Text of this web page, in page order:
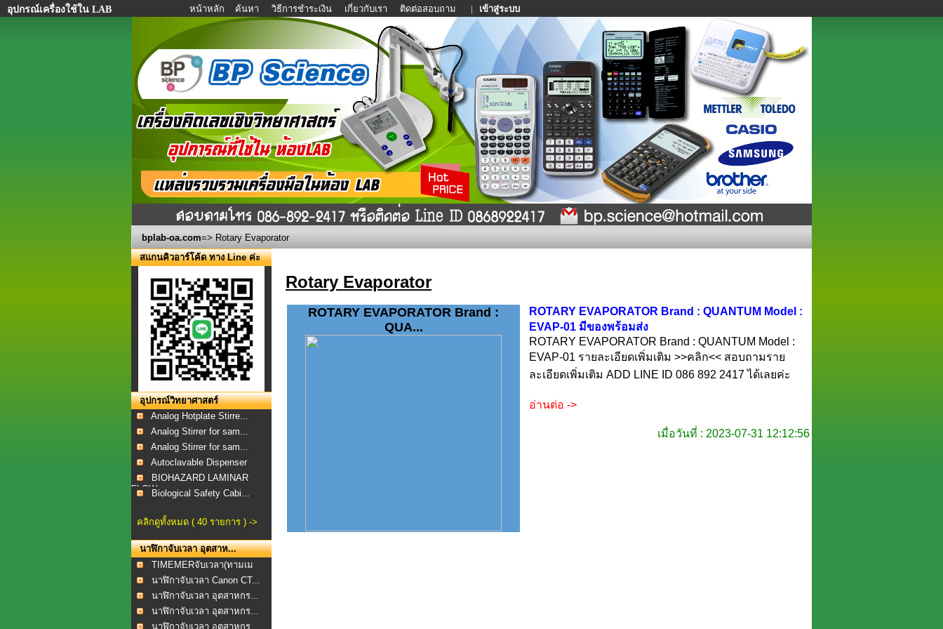
อุปกรณ์เครื่องใช้ใน LAB หน้าหลัก ค้นหา วิธีการชำระเงิน เกี่ยวกับเรา ติดต่อสอบถาม | เข้าสู่ระบบ
bplab-oa.com=> Rotary Evaporator
สแกนคิวอาร์โค้ด ทาง Line ค่ะ
อุปกรณ์วิทยาศาสตร์
Analog Hotplate Stirre...
Analog Stirrer for sam...
Analog Stirrer for sam...
Autoclavable Dispenser
BIOHAZARD LAMINAR
FLOW...Biological Safety Cabi...
คลิกดูทั้งหมด ( 40 รายการ ) ->
นาฬิกาจับเวลา อุตสาห...
TIMEMERจับเวลา(ทามเม
อร...
นาฬิกาจับเวลา Canon CT...
นาฬิกาจับเวลา อุตสาหกร...
นาฬิกาจับเวลา อุตสาหกร...
นาฬิกาจับเวลา อุตสาหกร...
Rotary Evaporator
ROTARY EVAPORATOR Brand :
QUA...
ROTARY EVAPORATOR Brand : QUANTUM Model :
EVAP-01 มีของพร้อมส่ง
ROTARY EVAPORATOR Brand : QUANTUM Model :
EVAP-01 รายละเอียดเพิ่มเติม >>คลิก<< สอบถามราย
ละเอียดเพิ่มเติม ADD LINE ID 086 892 2417 ได้เลยค่ะ
อ่านต่อ ->
เมื่อวันที่ : 2023-07-31 12:12:56